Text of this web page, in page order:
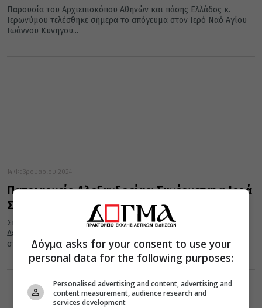
Παρουσία του Αρχιεπισκόπου Αθηνών και πάσης Ελλάδος κ.
Ιερωνύμου τελέσθηκε σήμερα το απόγευμα στον Ιερό Ναό Αγίου
Ιωάννου Κυνηγού...
14 Φεβρουαρίου 2024
Πατριαρχείο Αλεξανδρείας: Συνέρχεται η Ιερά
Σύνοδος
Σήμερα, Τετάρτη 14 Φεβρουαρίου, οι Αρχιερείς του
Δευτερόθρονου Πατριαρχείου θα αρχίσουν να συγκεντρώνονται
στην πρωτεύουσα της Αιγύπτου.
Δόγμα asks for your consent to use your
personal data for the following purposes:
Personalised advertising and content, advertising and
content measurement, audience research and
services development